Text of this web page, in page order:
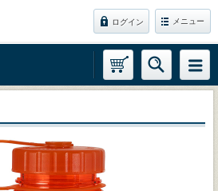
ログイン メニュー